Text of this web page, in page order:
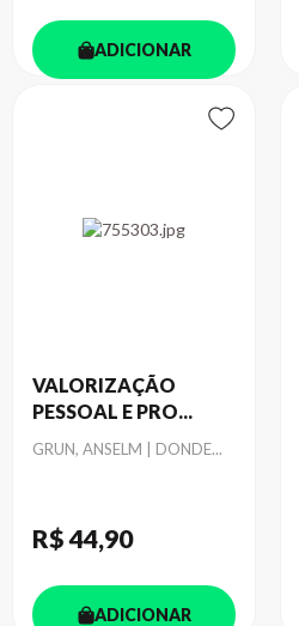
ADICIONAR
VALORIZAÇÃO
PESSOAL E PRO...
Autor
GRUN, ANSELM | DONDE...
R$ 44,90
ADICIONAR